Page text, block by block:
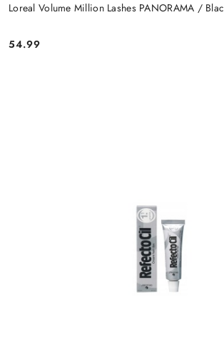
Loreal Volume Million Lashes PANORAMA /
Cena:
54.99